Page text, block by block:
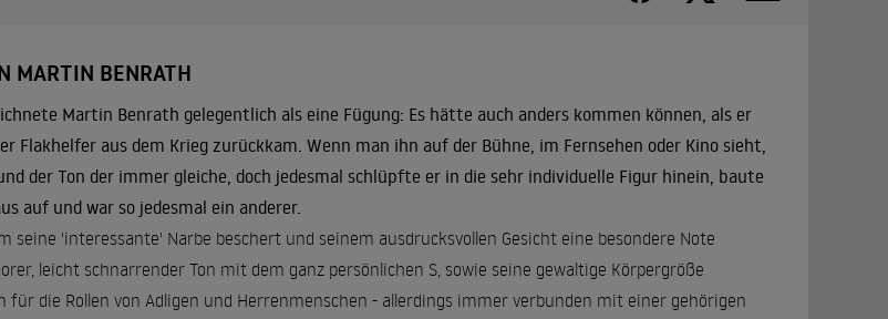
MARTIN BENRATH
Martin Benrath gelegentlich als eine Fügung: Es hätte auch anders kommen können, als er
Flakhelfer aus dem Krieg zurückkam. Wenn man ihn auf der Bühne, im Fernsehen oder Kino sieht,
der Ton der immer gleiche, doch jedesmal schlüpfte er in die sehr individuelle Figur hinein, baute
auf und war so jedesmal ein anderer.
seine 'interessante' Narbe beschert und seinem ausdrucksvollen Gesicht eine besondere Note
leicht schnarrender Ton mit dem ganz persönlichen S, sowie seine gewaltige Körpergröße
für die Rollen von Adligen und Herrenmenschen - allerdings immer verbunden mit einer gehörigen